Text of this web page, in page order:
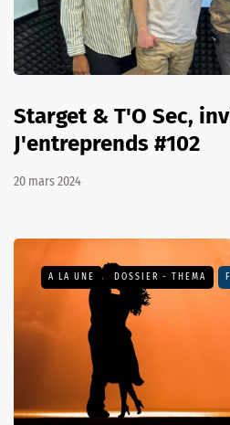
Starget & T'O Sec,
J'entreprends #102
20 mars 2024
A LA UNE DOSSIER - THEMA